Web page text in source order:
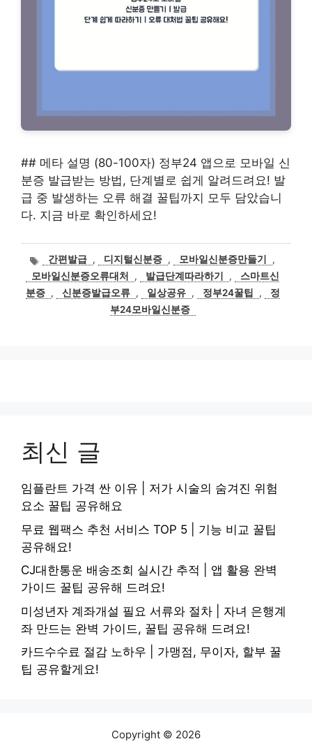
## 메타 설명 (80-100자) 정부24 앱으로 모바일 신
분증 발급받는 방법, 단계별로 쉽게 알려드려요! 발
급 중 발생하는 오류 해결 꿀팁까지 모두 담았습니
다. 지금 바로 확인하세요!
태
그
간편발급 , 디지털신분증 , 모바일신분증만들기
,
모바일신분증오류대처
, 발급단계따라하기 ,
스마트신
분증 , 신분증발급오류 , 일상공유 , 정부24꿀팁 ,
정
부24모바일신분증
최신 글
임플란트 가격 싼 이유 | 저가 시술의 숨겨진 위험
요소 꿀팁 공유해요
무료 웹팩스 추천 서비스 TOP 5 | 기능 비교 꿀팁
공유해요!
CJ대한통운 배송조회 실시간 추적 | 앱 활용 완벽
가이드 꿀팁 공유해 드려요!
미성년자 계좌개설 필요 서류와 절차 | 자녀 은행계
좌 만드는 완벽 가이드, 꿀팁 공유해 드려요!
카드수수료 절감 노하우 | 가맹점, 무이자, 할부 꿀
팁 공유할게요!
Copyright © 2026